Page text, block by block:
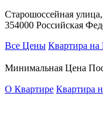
Старошоссейная
354000 Российская
Все Цены Квартира на
Минимальная Цена
О Квартире Квартира